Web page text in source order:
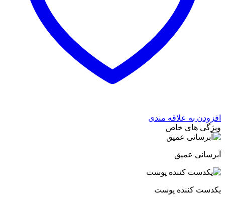
افزودن به علاقه مندی
ویژگی های خاص
آبرسانی عمیق
یکدست کننده پوست